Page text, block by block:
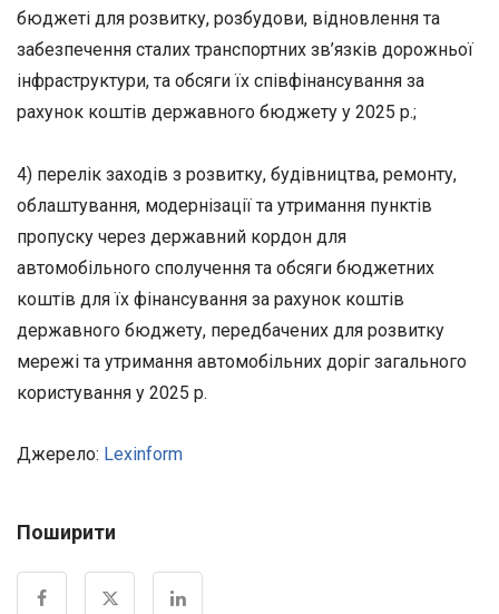
бюджеті для розвитку, розбудови, відновлення та
забезпечення сталих транспортних зв’язків дорожньої
інфраструктури, та обсяги їх співфінансування за
рахунок коштів державного бюджету у 2025 р.;
4) перелік заходів з розвитку, будівництва, ремонту,
облаштування, модернізації та утримання пунктів
пропуску через державний кордон для
автомобільного сполучення та обсяги бюджетних
коштів для їх фінансування за рахунок коштів
державного бюджету, передбачених для розвитку
мережі та утримання автомобільних доріг загального
користування у 2025 р.
Джерело: Lexinform
Поширити